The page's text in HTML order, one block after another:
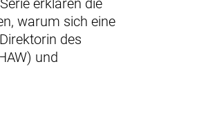
warum sich eine
des
und